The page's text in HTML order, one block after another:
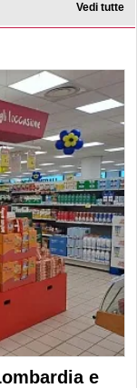
Vedi tutte
e